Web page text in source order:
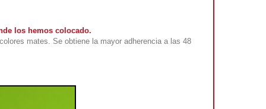
los hemos colocado.
mates. Se obtiene la mayor adherencia a las 48